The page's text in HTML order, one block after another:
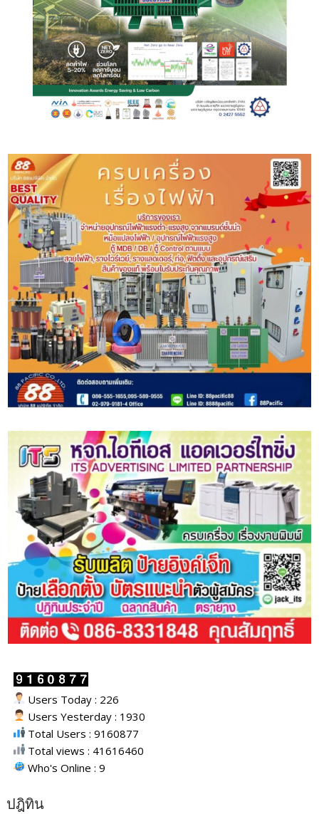
Users Today : 226
Users Yesterday : 1930
Total Users : 9160877
Total views : 41616460
Who's Online : 9
ปฎิทิน